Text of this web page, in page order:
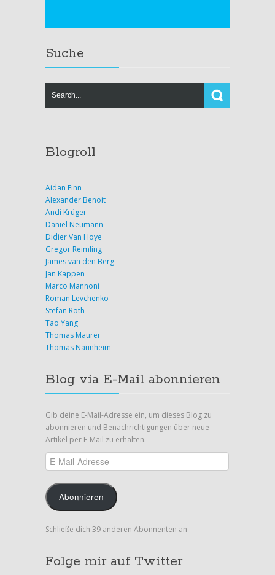
Suche
Blogroll
Aidan Finn
Alexander Benoit
Andi Krüger
Daniel Neumann
Didier Van Hoye
Gregor Reimling
James van den Berg
Jan Kappen
Marco Mannoni
Roman Levchenko
Stefan Roth
Tao Yang
Thomas Maurer
Thomas Naunheim
Blog via E-Mail abonnieren
Gib deine E-Mail-Adresse ein, um dieses Blog zu
abonnieren und Benachrichtigungen über neue
Artikel per E-Mail zu erhalten.
E-
Mail-
Adresse
Abonnieren
Schließe dich 39 anderen Abonnenten an
Folge mir auf Twitter